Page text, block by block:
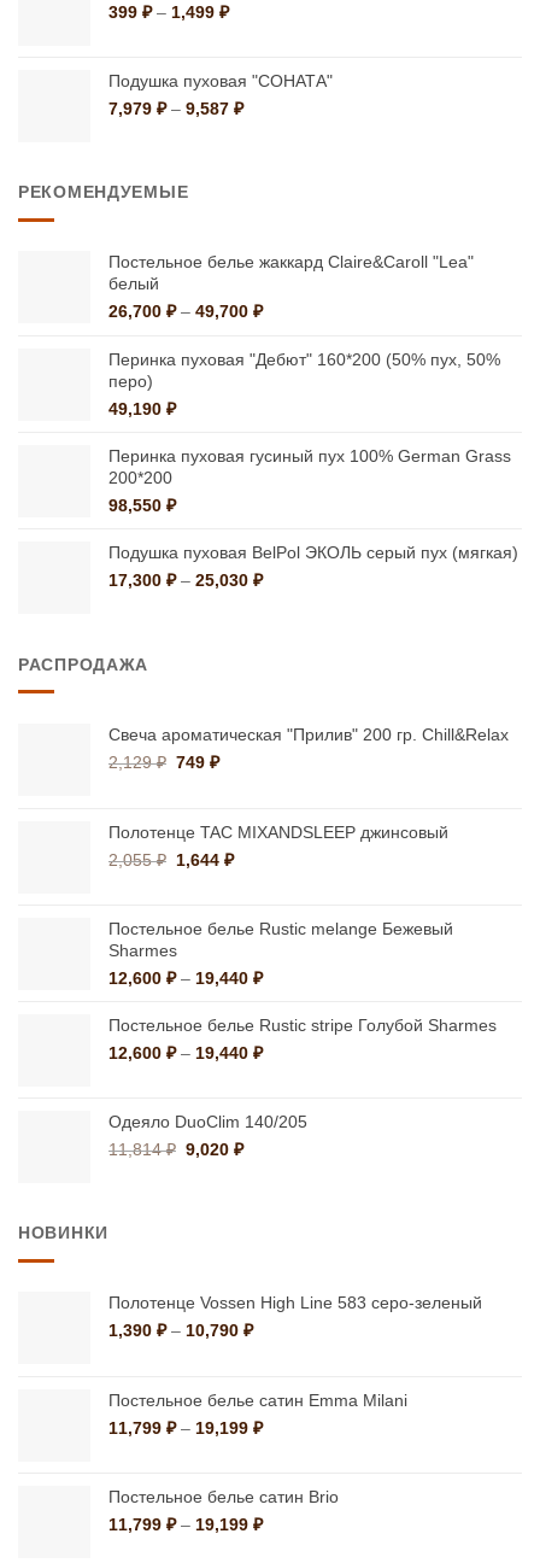
399 ₽ – 1,499 ₽Диапазон
–
1,499 ₽
Подушка пуховая "СОНАТА"
7,979 ₽ – 9,587 ₽Диапазон
РЕКОМЕНДУЕМЫЕ
Постельное белье жаккард Claire&Caroll "Lea"
белый
26,700 ₽ – 49,700 ₽Диапазон
26,700 ₽
Перинка пуховая "Дебют" 160*200 (50% пух, 50%
перо)
49,190 ₽
Перинка пуховая гусиный пух 100% German Grass
200*200
98,550 ₽
Подушка пуховая BelPol ЭКОЛЬ серый пух (мягкая)
17,300 ₽ – 25,030 ₽Диапазон
РАСПРОДАЖА
Свеча ароматическая "Прилив" 200 гр. Chill&Relax
2,129₽ Первоначальная
2,129 ₽.
749₽Текущая
Полотенце TAC MIXANDSLEEP джинсовый
2,055₽ Первоначальная
2,055 ₽.
1,644₽Текущая
Постельное белье Rustic melange Бежевый
Sharmes
12,600 ₽ – 19,440 ₽Диапазон
12,600 ₽
–
Постельное белье Rustic stripe Голубой Sharmes
12,600 ₽ – 19,440 ₽Диапазон
–
Одеяло DuoClim 140/205
11,814₽ Первоначальная
9,020₽Текущая
НОВИНКИ
Полотенце Vossen High Line 583 серо-зеленый
1,390 ₽ – 10,790 ₽Диапазон
–
10,790 ₽
Постельное белье сатин Emma Milani
11,799 ₽ – 19,199 ₽Диапазон
–
19,199 ₽
Постельное белье сатин Brio
11,799 ₽ – 19,199 ₽Диапазон